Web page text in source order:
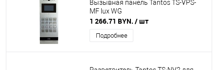
Вызывная панель Tantos TS-VPS-
MF lux WG
1 266.71 BYN. / шт
Подробнее